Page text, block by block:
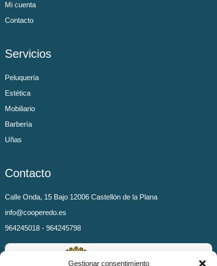
Gestionar consentimiento
Mi cuenta
Contacto
Servicios
Peluquería
Estética
Mobiliario
Barbería
Uñas
Contacto
Calle Onda, 15 Bajo 12006 Castellón de la Plana
info@cooperedo.es
964245018 - 964245798